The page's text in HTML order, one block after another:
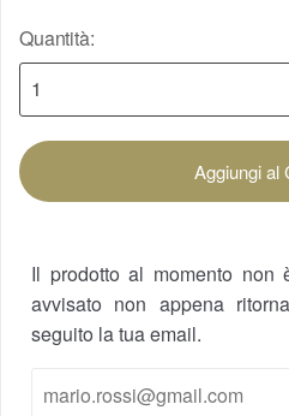
Quantità:
Aggiungi al
Il prodotto al momento non
avvisato non appena
seguito la tua email.